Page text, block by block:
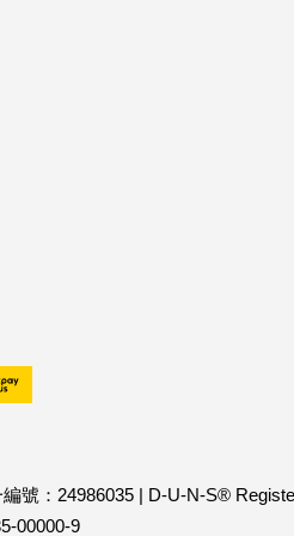
號：24986035| D-U-N-S®
00000-9